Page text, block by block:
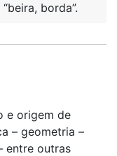
borda”.
e origem de
– geometria –
entre outras